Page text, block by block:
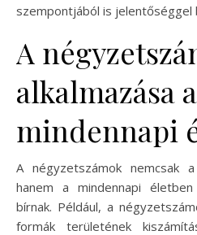
szempontjából is jelentőséggel
A
alkalmazása a
mindennapi
A négyzetszámok nemcsak
hanem a mindennapi
bírnak. Például, a
formák területének